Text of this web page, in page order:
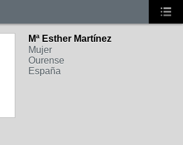
Mª Esther Martínez
Mujer
Ourense
España